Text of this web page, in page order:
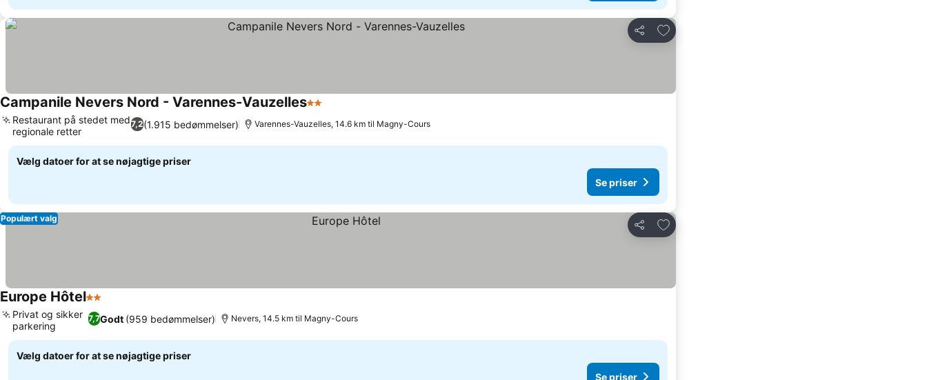
Del
Føj til favoritter
Campanile Nevers Nord - Varennes-Vauzelles2 Stjerner
7,2(1.915 bedømmelser)
Restaurant på stedet med
regionale retter
Varennes-Vauzelles, 14.6 km til Magny-Cours
Vælg datoer for at se nøjagtige priser
Se priser
Del
Føj til favoritter
Populært valg
Europe Hôtel2 Stjerner
7,7Godt (959 bedømmelser)
Privat og sikker
parkering
Nevers, 14.5 km til Magny-Cours
Vælg datoer for at se nøjagtige priser
Se priser